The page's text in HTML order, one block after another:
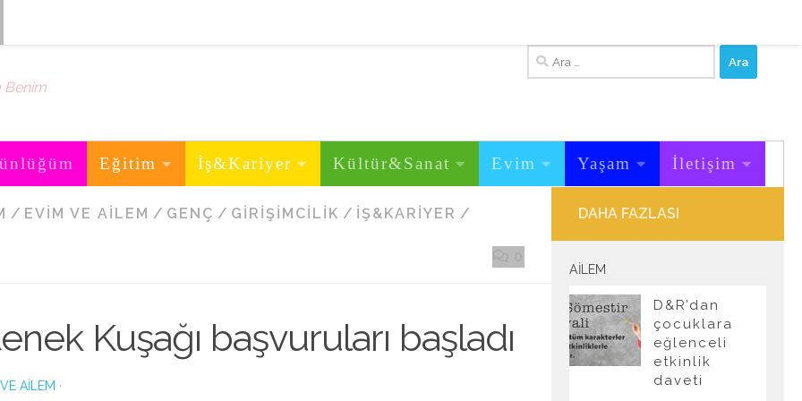
Benim
Arama:
Eğitim İş&Kariyer Kültür&Sanat Evim Yaşam İletişim
/ EVIM VE AILEM / GENÇ / GIRIŞIMCILIK / İŞ&KARIYER /
Kuşağı başvuruları başladı
AILEM ·
DAHA FAZLASI
AILEM
D&R’dan
çocuklara
eğlenceli
etkinlik
daveti